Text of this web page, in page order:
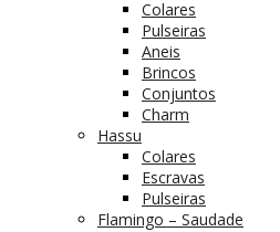
Colares
Pulseiras
Aneis
Brincos
Conjuntos
Charm
Hassu
Colares
Escravas
Pulseiras
Flamingo – Saudade